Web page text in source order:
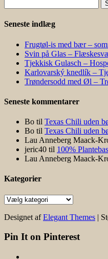
efter:
Seneste indlæg
Frugtøl-is med bær –
Svin på Glas –
Tjekkisk Gulasch –
Karlovarský knedlík –
Trøndersodd med Øl –
Seneste kommentarer
Bo til Texas Chili uden
Bo til Texas Chili uden
Lau Anneberg Maack-
jeric40 til 100%
Lau Anneberg Maack-
Kategorier
Kategorier
Designet afElegant Themes |
Pin It on Pinterest